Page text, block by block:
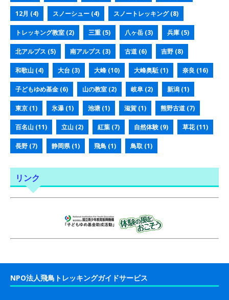
12月 (4) スノーシュー (4) スノートレッキング(8)
トレッキング教室 (2) 三重 (5) 八ヶ岳 (3) 兵庫 (5)
北アルプス (5) 南アルプス (3) 古道 (6) 吉野 (8)
和歌山 (4) 大台 (3) 大峰 (10) 大峰奥駈 (1) 奈良 (16)
子どもゆめ基金 (6) 山の教室 (2) 岐阜 (2) 新潟 (1)
東京 (1) 氷瀑 (1) 池塘 (1) 滋賀 (1) 熊野古道 (7)
百名山 (11) 立山 (2) 紅葉 (7) 自然体験 (9) 草花(11)
長野 (7) 静岡県(1) 飛鳥 (1) 鳥取 (1)
リンク
NPO法人飛鳥トレッキングガイドサービス